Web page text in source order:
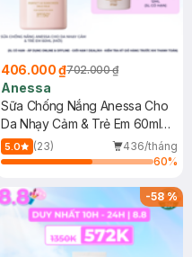
406.000 ₫702.000 ₫
Anessa
Sữa Chống Nắng Anessa Cho
Da Nhạy Cảm & Trẻ Em 60ml
(Mới)
5.0 (23)
436/tháng
60%
-58%